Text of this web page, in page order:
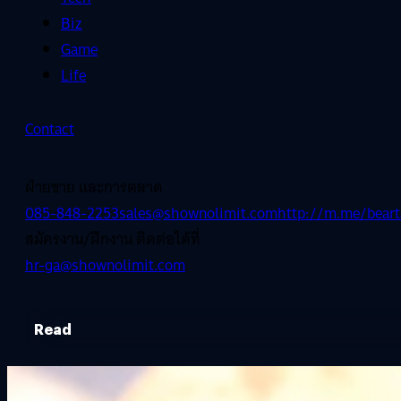
Biz
Game
Life
Contact
ฝ่ายขาย และการตลาด
085-848-2253sales@shownolimit.comhttp://m.me/
สมัครงาน/ฝึกงาน ติดต่อได้ที่
hr-ga@shownolimit.com
Read